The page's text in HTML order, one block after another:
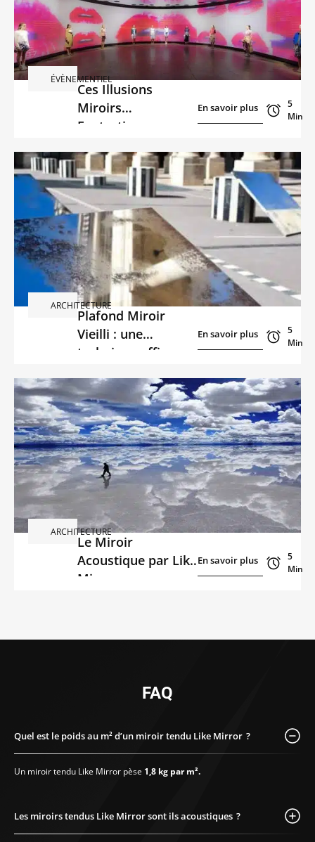
ÉVÈNEMENTIEL
Ces Illusions
Miroirs
Fantastiques
Métamorphoser
Vos Espaces
En savoir plus
En savoir plus
5
Min
ARCHITECTURE
Plafond Miroir
Vieilli : une
technique efficace
cachet à vos
espaces
En savoir plus
En savoir plus
5
Min
ARCHITECTURE
Le Miroir
Acoustique par Like
Mirror
En savoir plus
En savoir plus
5
Min
FAQ
Quel est le poids au m² d’un miroir tendu Like Mirror ?
Un miroir tendu Like Mirror pèse 1,8 kg par m².
Les miroirs tendus Like Mirror sont ils acoustiques ?